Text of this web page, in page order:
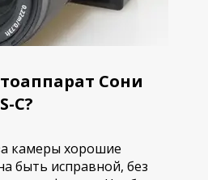
Сони
C?
камеры хорошие
быть исправной, без